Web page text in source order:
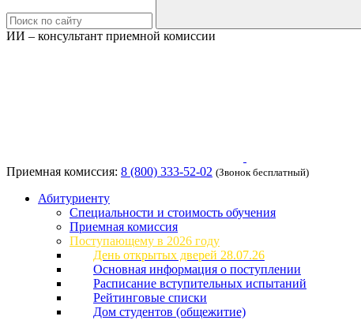
ИИ – консультант приемной комиссии
Приемная комиссия: 8 (800) 333-52-02 (Звонок бесплатный)
Абитуриенту
Специальности и стоимость обучения
Приемная комиссия
Поступающему в 2026 году
День открытых дверей 28.07.26
Основная информация о поступлении
Расписание вступительных испытаний
Рейтинговые списки
Дом студентов (общежитие)